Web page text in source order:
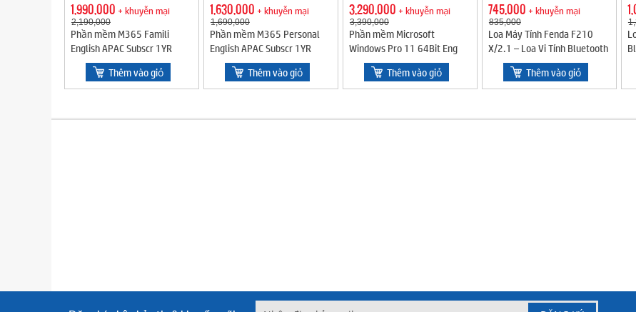
1,990,000 + khuyễn mại
2,190,000
Phần mềm M365 Famili
English APAC Subscr 1YR
Medialess (EP2-36878)
Thêm vào giỏ
1,630,000 + khuyễn mại
1,690,000
Phần mềm M365 Personal
English APAC Subscr 1YR
Medialess (EP2-32409)
Thêm vào giỏ
3,290,000 + khuyễn mại
3,390,000
Phần mềm Microsoft
Windows Pro 11 64Bit Eng
Intl 1pk DSP OEI DVD (FQC-
10528) Thêm vào giỏ
745,000 + khuyễn mại
835,000
Loa Máy Tính Fenda F210
X/2.1 – Loa Vi Tính Bluetooth
Gọn Nhẹ, Âm Thanh Trầm Ấm
Thêm vào giỏ